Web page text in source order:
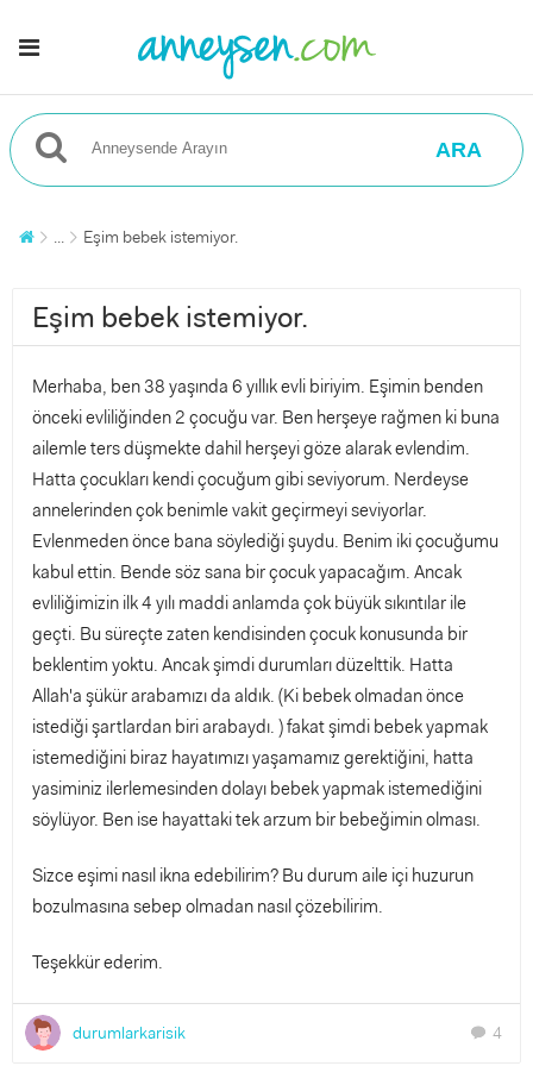
ARA
... Eşim bebek istemiyor.
Eşim bebek istemiyor.
Merhaba, ben 38 yaşında 6 yıllık evli biriyim. Eşimin benden
önceki evliliğinden 2 çocuğu var. Ben herşeye rağmen ki buna
ailemle ters düşmekte dahil herşeyi göze alarak evlendim.
Hatta çocukları kendi çocuğum gibi seviyorum. Nerdeyse
annelerinden çok benimle vakit geçirmeyi seviyorlar.
Evlenmeden önce bana söylediği şuydu. Benim iki çocuğumu
kabul ettin. Bende söz sana bir çocuk yapacağım. Ancak
evliliğimizin ilk 4 yılı maddi anlamda çok büyük sıkıntılar ile
geçti. Bu süreçte zaten kendisinden çocuk konusunda bir
beklentim yoktu. Ancak şimdi durumları düzelttik. Hatta
Allah'a şükür arabamızı da aldık. (Ki bebek olmadan önce
istediği şartlardan biri arabaydı. ) fakat şimdi bebek yapmak
istemediğini biraz hayatımızı yaşamamız gerektiğini, hatta
yasiminiz ilerlemesinden dolayı bebek yapmak istemediğini
söylüyor. Ben ise hayattaki tek arzum bir bebeğimin olması.
Sizce eşimi nasıl ikna edebilirim? Bu durum aile içi huzurun
bozulmasına sebep olmadan nasıl çözebilirim.
Teşekkür ederim.
durumlarkarisik chat 4